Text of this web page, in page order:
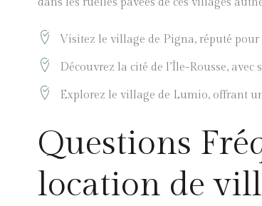
Visitez le village de Pigna, réputé
Découvrez la cité de l’Île-Rousse,
Explorez le village de Lumio, offrant
Questions
location de